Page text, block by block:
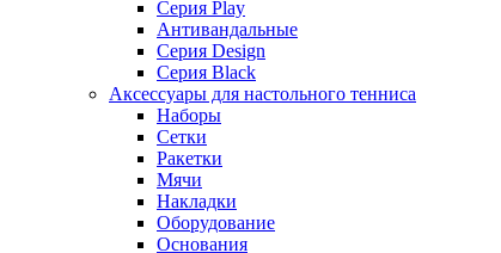
Серия Play
Антивандальные
Серия Design
Серия Black
Аксессуары для настольного тенниса
Наборы
Сетки
Ракетки
Мячи
Накладки
Оборудование
Основания